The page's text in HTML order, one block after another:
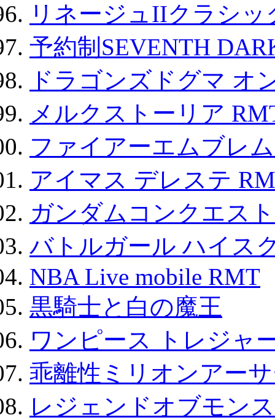
リネージュIIクラシ
予約制SEVENTH
ドラゴンズドグマ オ
メルクストーリア
ファイアーエムブレ
アイマス デレステ
ガンダムコンクエスト
バトルガール ハイス
NBA Live mobile RMT
黒騎士と白の魔王
ワンピース トレジャ
乖離性ミリオンアー
レジェンドオブモン